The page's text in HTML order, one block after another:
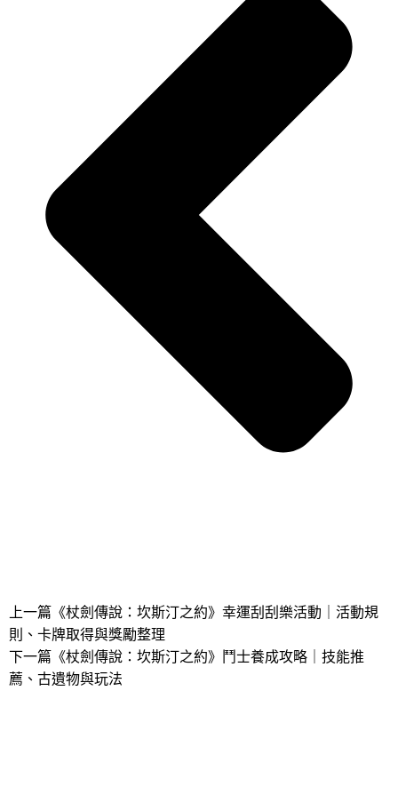
上一篇 《杖劍傳說：坎斯汀之約》幸運刮刮樂活動｜活動規
則、卡牌取得與獎勵整理
下一篇 《杖劍傳說：坎斯汀之約》鬥士養成攻略｜技能推
薦、古遺物與玩法